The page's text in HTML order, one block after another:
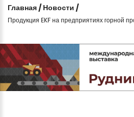
Главная / Новости /
Продукция EKF на предприятиях горной